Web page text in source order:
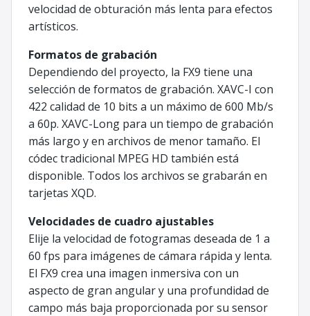
velocidad de obturación más lenta para efectos
artísticos.
Formatos de grabación
Dependiendo del proyecto, la FX9 tiene una
selección de formatos de grabación. XAVC-I con
422 calidad de 10 bits a un máximo de 600 Mb/s
a 60p. XAVC-Long para un tiempo de grabación
más largo y en archivos de menor tamaño. El
códec tradicional MPEG HD también está
disponible. Todos los archivos se grabarán en
tarjetas XQD.
Velocidades de cuadro ajustables
Elije la velocidad de fotogramas deseada de 1 a
60 fps para imágenes de cámara rápida y lenta.
El FX9 crea una imagen inmersiva con un
aspecto de gran angular y una profundidad de
campo más baja proporcionada por su sensor